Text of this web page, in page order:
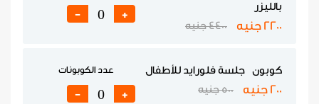
بالليزر
2200 جنيه 4400 جنيه
+
-
كوبون جلسة فلورايد للأطفال
200 جنيه 500 جنيه
عدد الكوبونات
+
-